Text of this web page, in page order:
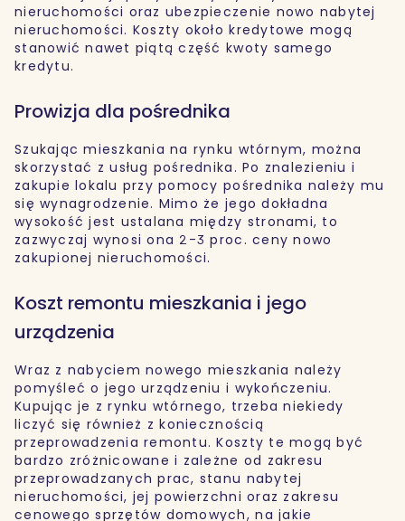
nieruchomości oraz ubezpieczenie nowo nabytej
nieruchomości. Koszty około kredytowe mogą
stanowić nawet piątą część kwoty samego
kredytu.
Prowizja dla pośrednika
Szukając mieszkania na rynku wtórnym, można
skorzystać z usług pośrednika. Po znalezieniu i
zakupie lokalu przy pomocy pośrednika należy mu
się wynagrodzenie. Mimo że jego dokładna
wysokość jest ustalana między stronami, to
zazwyczaj wynosi ona 2-3 proc. ceny nowo
zakupionej nieruchomości.
Koszt remontu mieszkania i jego
urządzenia
Wraz z nabyciem nowego mieszkania należy
pomyśleć o jego urządzeniu i wykończeniu.
Kupując je z rynku wtórnego, trzeba niekiedy
liczyć się również z koniecznością
przeprowadzenia remontu. Koszty te mogą być
bardzo zróżnicowane i zależne od zakresu
przeprowadzanych prac, stanu nabytej
nieruchomości, jej powierzchni oraz zakresu
cenowego sprzętów domowych, na jakie